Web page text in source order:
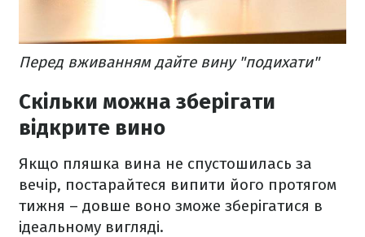
Перед вживанням дайте вину "подихати"
Скільки можна зберігати
відкрите вино
Якщо пляшка вина не спустошилась за
вечір, постарайтеся випити його протягом
тижня – довше воно зможе зберігатися в
ідеальному вигляді.